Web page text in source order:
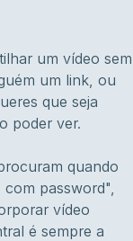
um vídeo sem
um link, ou
que seja
poder ver.
quando
password",
vídeo
é sempre a